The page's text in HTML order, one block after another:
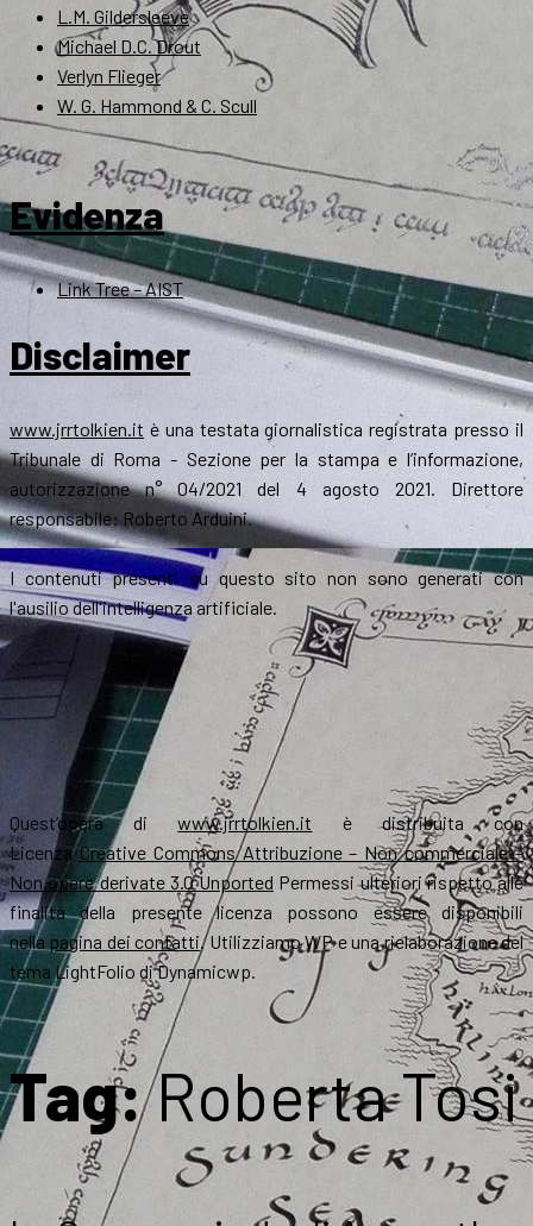
L.M. Gildersleeve
Michael D.C. Drout
Verlyn Flieger
W. G. Hammond & C. Scull
Evidenza
Link Tree – AIST
Disclaimer
www.jrrtolkien.it è una testata giornalistica registrata presso il
Tribunale di Roma - Sezione per la stampa e l’informazione,
autorizzazione n° 04/2021 del 4 agosto 2021. Direttore
responsabile: Roberto Arduini.
I contenuti presenti su questo sito non sono generati con
l'ausilio dell'intelligenza artificiale.
Quest’opera diwww.jrrtolkien.it è distribuita con
LicenzaCreative Commons Attribuzione – Non commerciale –
Non opere derivate 3.0 Unported Permessi ulteriori rispetto alle
finalità della presente licenza possono essere disponibili
nella pagina dei contatti. Utilizziamo WP e una rielaborazione del
tema LightFolio di Dynamicwp.
Tag:Roberta Tosi